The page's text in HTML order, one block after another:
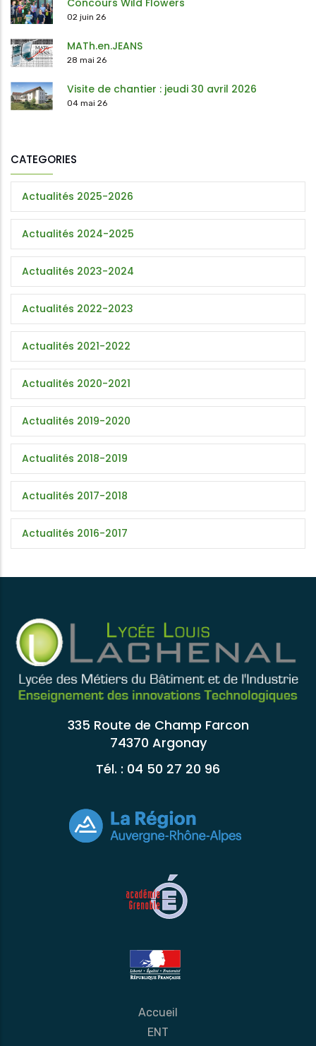
Concours Wild Flowers
02 juin 26
MATh.en.JEANS
28 mai 26
Visite de chantier : jeudi 30 avril 2026
04 mai 26
CATEGORIES
Actualités 2025-2026
Actualités 2024-2025
Actualités 2023-2024
Actualités 2022-2023
Actualités 2021-2022
Actualités 2020-2021
Actualités 2019-2020
Actualités 2018-2019
Actualités 2017-2018
Actualités 2016-2017
335 Route de Champ Farcon
74370 Argonay
Tél. : 04 50 27 20 96
Accueil
ENT